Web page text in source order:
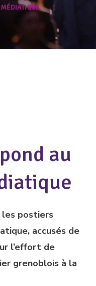
au
les postiers
accusés de
l’effort de
grenoblois à la